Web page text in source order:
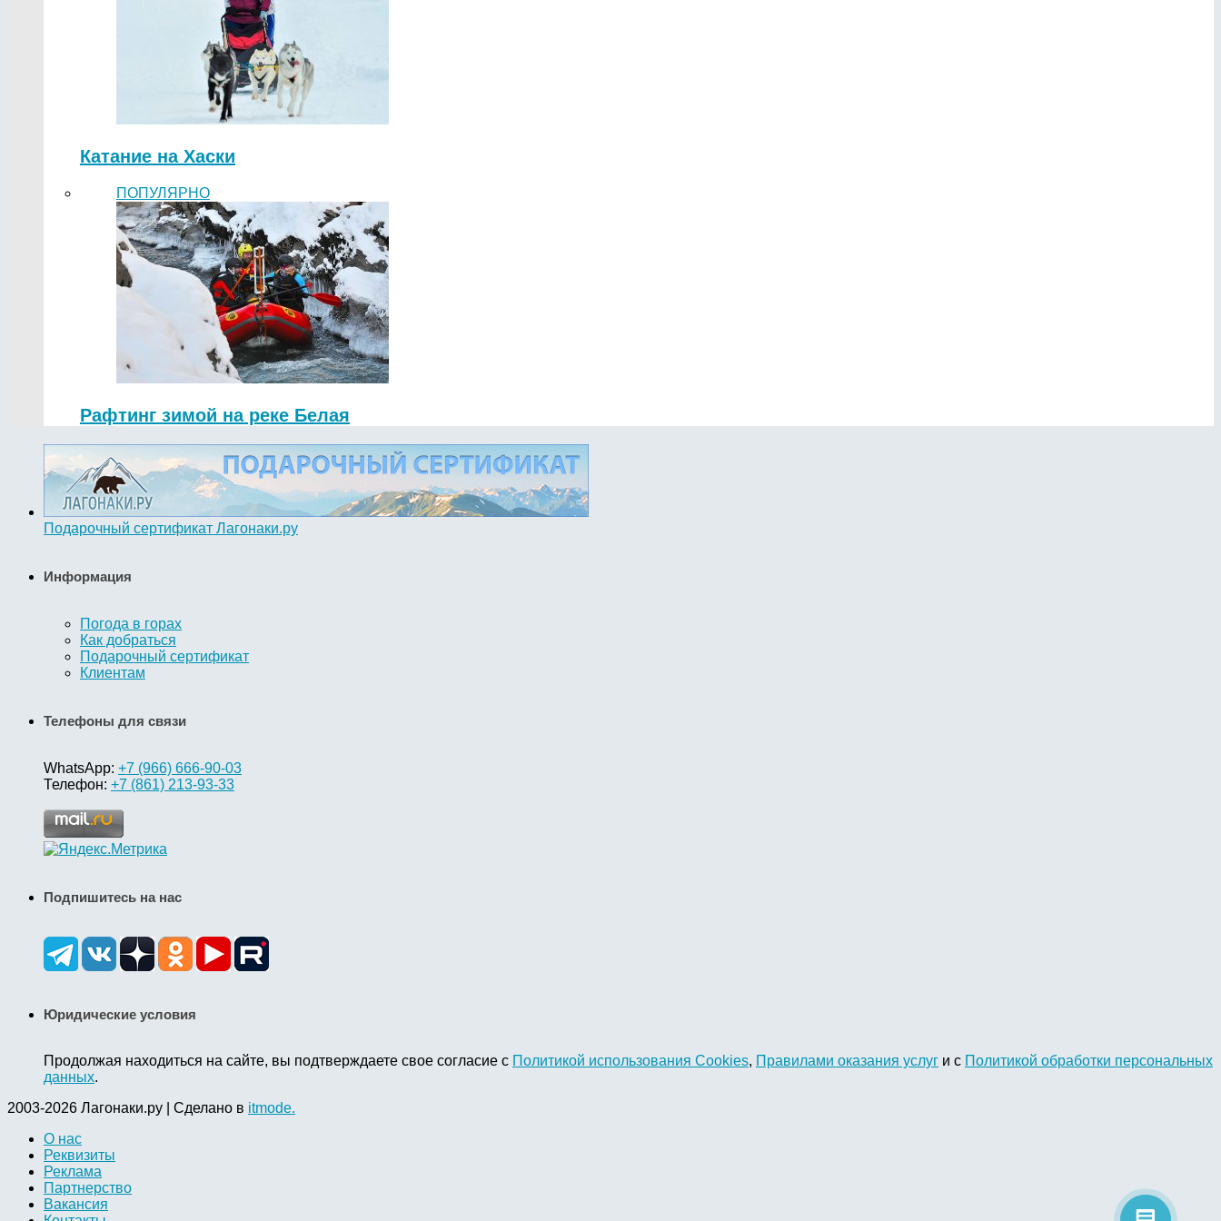
Катание на Хаски
ПОПУЛЯРНО
Рафтинг зимой на реке Белая
Подарочный сертификат Лагонаки.ру
Информация
Погода в горах
Как добраться
Подарочный сертификат
Клиентам
Телефоны для связи
WhatsApp: +7 (966) 666-90-03
Телефон: +7 (861) 213-93-33
Подпишитесь на нас
Юридические условия
Продолжая находиться на сайте, вы подтверждаете свое согласие с Политикой использования Cookies, Правилами оказания услуг и с Политикой обработки персональных
данных.
2003-2026 Лагонаки.ру | Сделано в itmode.
О нас
Реквизиты
Реклама
Партнерство
Вакансия